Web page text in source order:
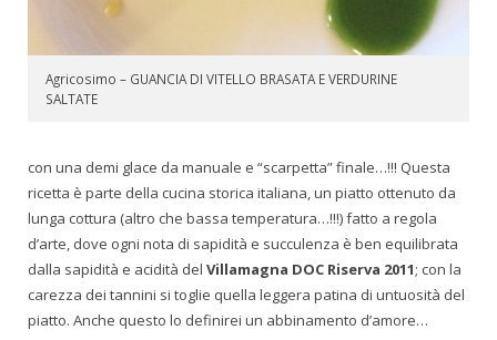
Agricosimo – GUANCIA DI VITELLO BRASATA E VERDURINE
SALTATE
con una demi glace da manuale e “scarpetta” finale…!!! Questa
ricetta è parte della cucina storica italiana, un piatto ottenuto da
lunga cottura (altro che bassa temperatura…!!!) fatto a regola
d’arte, dove ogni nota di sapidità e succulenza è ben equilibrata
dalla sapidità e acidità del Villamagna DOC Riserva 2011; con la
carezza dei tannini si toglie quella leggera patina di untuosità del
piatto. Anche questo lo definirei un abbinamento d’amore…